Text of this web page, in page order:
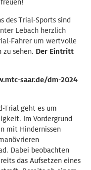
des Trial-Sports sind
Lebach herzlich
Fahrer um wertvolle
sehen. Der Eintritt
saar.de/dm-2024
Trial geht es um
Im Vordergrund
mit Hindernissen
Dabei beobachten
das Aufsetzen eines